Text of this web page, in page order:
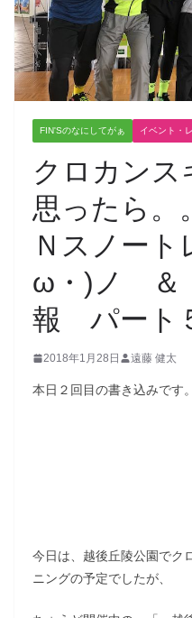
FIN'Sのなにしてがぁ イベント・
クロカンス
思ったら。
Ｎスノート
ω・)ノ ＆
報 パート
2018年1月28日 遠藤 健太
本日２回目の書き込みです。
今日は、越後丘陵公園でク
ニングの予定でしたが、